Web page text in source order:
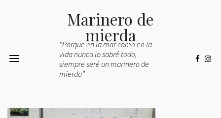
Marinero de
mierda
"Porque en la mar como en la
vida nunca lo sabré todo,
siempre seré un marinero de
mierda”